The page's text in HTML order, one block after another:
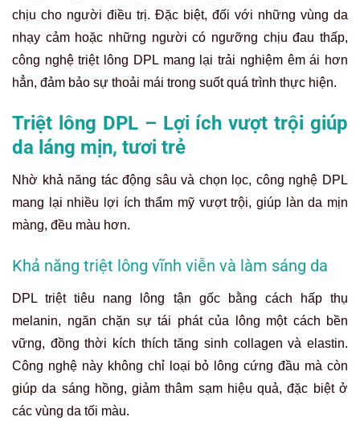
chịu cho người điều trị. Đặc biệt, đối với những vùng da
nhạy cảm hoặc những người có ngưỡng chịu đau thấp,
công nghệ triệt lông DPL mang lại trải nghiệm êm ái hơn
hẳn, đảm bảo sự thoải mái trong suốt quá trình thực hiện.
Triệt lông DPL – Lợi ích vượt trội giúp
da láng mịn, tươi trẻ
Nhờ khả năng tác động sâu và chọn lọc, công nghệ DPL
mang lại nhiều lợi ích thẩm mỹ vượt trội, giúp làn da mịn
màng, đều màu hơn.
Khả năng triệt lông vĩnh viễn và làm sáng da
DPL triệt tiêu nang lông tận gốc bằng cách hấp thụ
melanin, ngăn chặn sự tái phát của lông một cách bền
vững, đồng thời kích thích tăng sinh collagen và elastin.
Công nghệ này không chỉ loại bỏ lông cứng đầu mà còn
giúp da sáng hồng, giảm thâm sạm hiệu quả, đặc biệt ở
các vùng da tối màu.